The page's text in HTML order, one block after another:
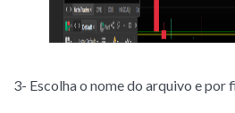
3- Escolha o nome do arquivo e por